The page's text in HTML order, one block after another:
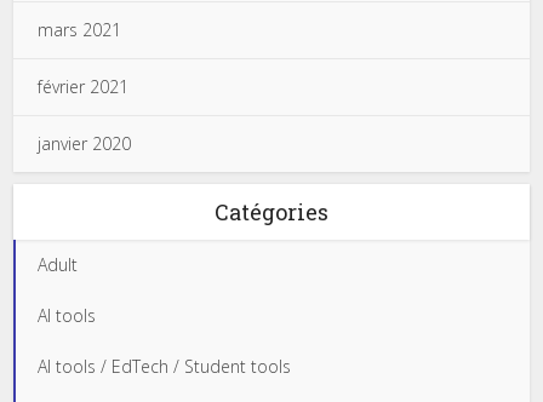
mars 2021
février 2021
janvier 2020
Catégories
Adult
AI tools
AI tools / EdTech / Student tools